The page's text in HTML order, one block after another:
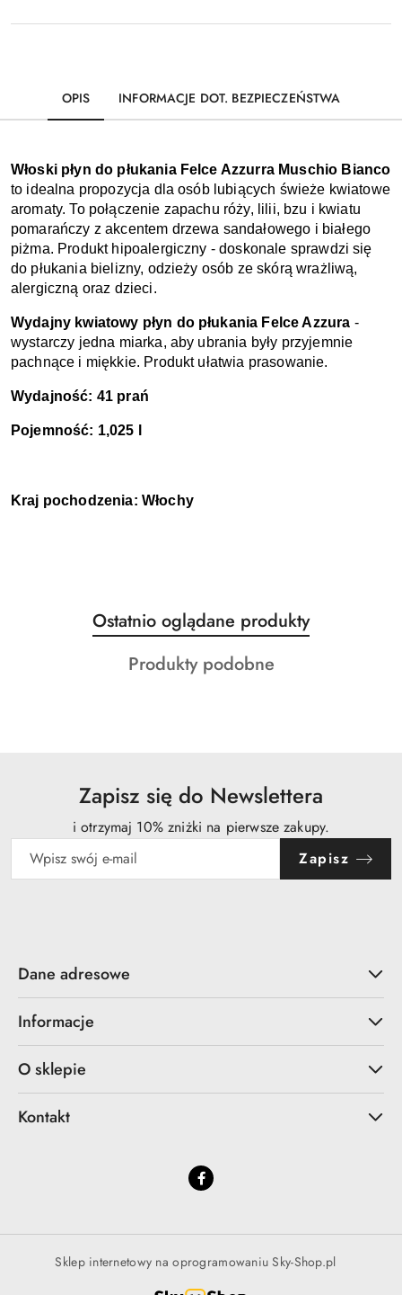
OPIS INFORMACJE DOT. BEZPIECZEŃSTWA
to idealna propozycja dla osób lubiących świeże kwiatowe
aromaty. To połączenie zapachu róży, lilii, bzu i kwiatu
pomarańczy z akcentem drzewa sandałowego i białego
piżma. Produkt hipoalergiczny - doskonale sprawdzi się
do płukania bielizny, odzieży osób ze skórą wrażliwą,
alergiczną oraz dzieci.
Wydajny kwiatowy płyn do płukania Felce Azzura -
wystarczy jedna miarka, aby ubrania były przyjemnie
pachnące i miękkie. Produkt ułatwia prasowanie.
Wydajność: 41 prań
Pojemność: 1,025 l
Kraj pochodzenia: Włochy
Pomiń karuzelę produktów
Produkty
o
statusie:
Ostatnio oglądane produkty
Produkty
Produkty podobne
Zapisz się do Newslettera
i otrzymaj 10% zniżki na pierwsze zakupy.
Zapisz
Dane adresowe
Informacje
O sklepie
Kontakt
Sklep internetowy na oprogramowaniu Sky-Shop.pl